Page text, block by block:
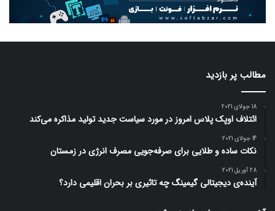
مطالب پر بازدید
18 جولای 2021
ائتلاف اوپک پلاس امروز در مورد سیاست جدید تولید مذاکره می‌کند
14 جولای 2021
نکات ساده و طلایی برای صرفه‌جویی مصرف انرژی در زمستان
28 آوریل 2021
آینده‌ی دیجیتالی گیمینگ چه تاثیری بر بحران اقلیمی دارد؟